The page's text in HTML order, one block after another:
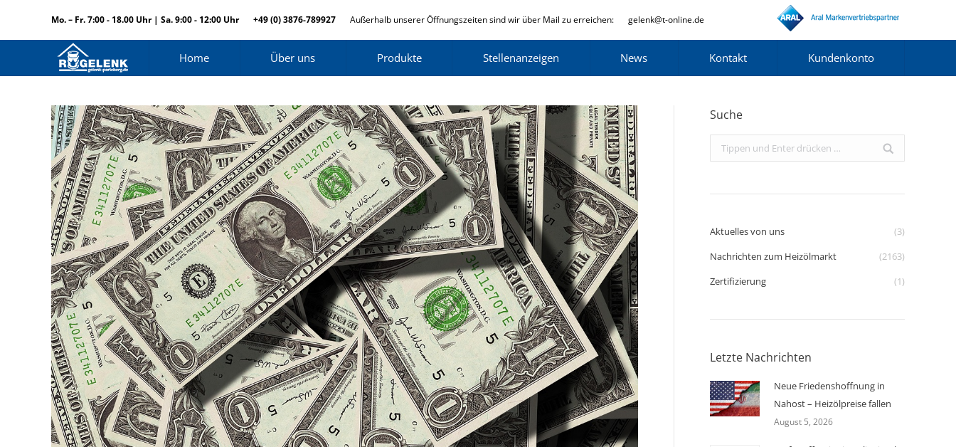
Mo. – Fr. 7:00 - 18.00 Uhr | Sa. 9:00 - 12:00 Uhr +49 (0) 3876-789927 Außerhalb unserer Öffnungszeiten sind wir über Mail zu erreichen: gelenk@t-online.de
Home Über uns Produkte Stellenanzeigen News Kontakt Kundenkonto
Suche
Search:
Aktuelles von uns
(3)
Nachrichten zum Heizölmarkt
(2163)
Zertifizierung
(1)
Letzte Nachrichten
Neue Friedenshoffnung in
Nahost – Heizölpreise fallen
August 5, 2026